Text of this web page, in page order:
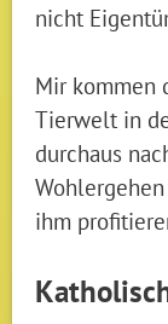
nicht
Mir kommen
Tierwelt in
durchaus
ihm